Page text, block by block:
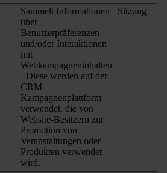
Sammelt Informationen
über
Benutzerpräferenzen
und/oder Interaktionen
mit
Webkampagneninhalten
- Diese werden auf der
CRM-
Kampagnenplattform
verwendet, die von
Website-Besitzern zur
Promotion von
Veranstaltungen oder
Produkten verwendet
wird.
Sitzung